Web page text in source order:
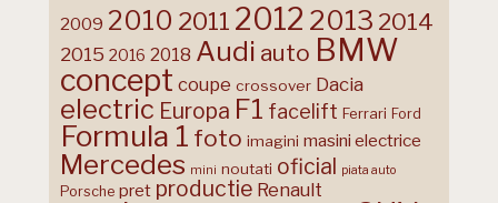
2009 2010 2011 2012 2013 2014
2015 2016 2018 Audi auto BMW
concept coupe crossover Dacia
electric Europa F1 facelift Ferrari Ford
Formula 1 foto imagini masini electrice
Mercedes mini noutati oficial piata auto
Porsche pret productie Renault